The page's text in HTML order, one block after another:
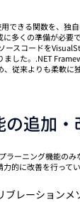
できる関数を、独
多くの準備が必要
ースコードを
した。.NET
従来よりも柔軟に
追加・
ラーニング機能のみ
的に改善を行ってい
ブレーションメ